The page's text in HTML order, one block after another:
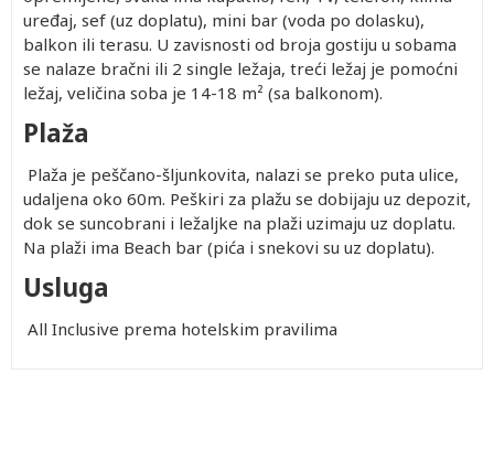
uređaj, sef (uz doplatu), mini bar (voda po dolasku),
balkon ili terasu. U zavisnosti od broja gostiju u sobama
se nalaze bračni ili 2 single ležaja, treći ležaj je pomoćni
ležaj, veličina soba je 14-18 m² (sa balkonom).
Plaža
Plaža je peščano-šljunkovita, nalazi se preko puta ulice,
udaljena oko 60m. Peškiri za plažu se dobijaju uz depozit,
dok se suncobrani i ležaljke na plaži uzimaju uz doplatu.
Na plaži ima Beach bar (pića i snekovi su uz doplatu).
Usluga
All Inclusive prema hotelskim pravilima